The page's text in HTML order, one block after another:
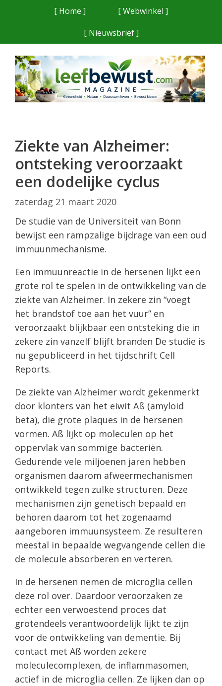
[ Home ]
[ Webwinkel ]
[ Nieuwsbrief ]
Ziekte van Alzheimer:
ontsteking veroorzaakt
een dodelijke cyclus
zaterdag 21 maart 2020
De studie van de Universiteit van Bonn
bewijst een rampzalige bijdrage van een oud
immuunmechanisme.
Een immuunreactie in de hersenen lijkt een
grote rol te spelen in de ontwikkeling van de
ziekte van Alzheimer. In zekere zin “voegt
het brandstof toe aan het vuur” en
veroorzaakt blijkbaar een ontsteking die in
zekere zin vanzelf blijft branden De studie is
nu gepubliceerd in het tijdschrift Cell
Reports.
De ziekte van Alzheimer wordt gekenmerkt
door klonters van het eiwit Aß (amyloid
beta), die grote plaques in de hersenen
vormen. Aß lijkt op moleculen op het
oppervlak van sommige bacteriën.
Gedurende vele miljoenen jaren hebben
organismen daarom afweermechanismen
ontwikkeld tegen zulke structuren. Deze
mechanismen zijn genetisch bepaald en
behoren daarom tot het zogenaamd
aangeboren immuunsysteem. Ze resulteren
meestal in bepaalde wegvangende cellen die
de molecule absorberen en verteren.
In de hersenen nemen de microglia cellen
deze rol over. Daardoor veroorzaken ze
echter een verwoestend proces dat
grotendeels verantwoordelijk lijkt te zijn
voor de ontwikkeling van dementie. Bij
contact met Aß worden zekere
moleculecomplexen, de inflammasomen,
actief in de microglia cellen. Ze lijken dan op